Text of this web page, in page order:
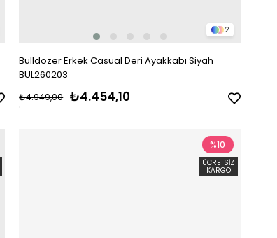
2
Bulldozer Erkek Casual Deri Ayakkabı Siyah
BUL260203
₺4.454,10
₺4.949,00
%10
ÜCRETSIZ
KARGO